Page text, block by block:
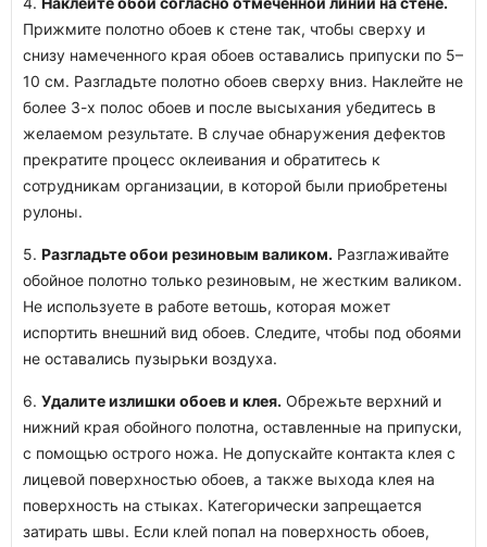
Прижмите полотно обоев к стене так, чтобы сверху и
снизу намеченного края обоев оставались припуски по 5–
10 см. Разгладьте полотно обоев сверху вниз. Наклейте не
более 3-х полос обоев и после высыхания убедитесь в
желаемом результате. В случае обнаружения дефектов
прекратите процесс оклеивания и обратитесь к
сотрудникам организации, в которой были приобретены
рулоны.
5. Разгладьте обои резиновым валиком. Разглаживайте
обойное полотно только резиновым, не жестким валиком.
Не используете в работе ветошь, которая может
испортить внешний вид обоев. Следите, чтобы под обоями
не оставались пузырьки воздуха.
6. Удалите излишки обоев и клея. Обрежьте верхний и
нижний края обойного полотна, оставленные на припуски,
с помощью острого ножа. Не допускайте контакта клея с
лицевой поверхностью обоев, а также выхода клея на
поверхность на стыках. Категорически запрещается
затирать швы. Если клей попал на поверхность обоев,